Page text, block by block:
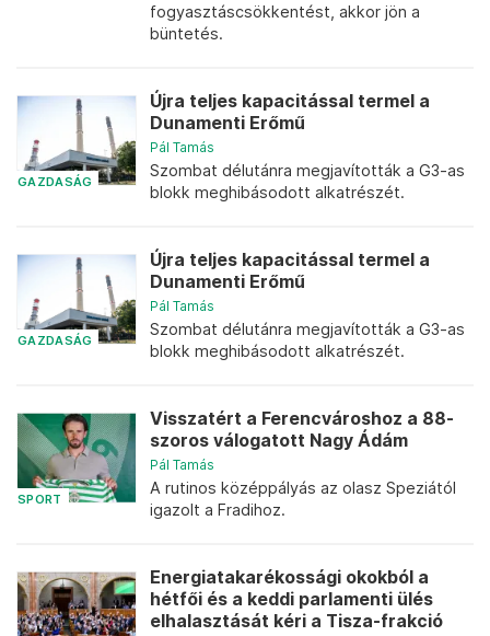
fogyasztáscsökkentést, akkor jön a
büntetés.
GAZDASÁG
Újra teljes kapacitással termel a
Dunamenti Erőmű
Pál Tamás
Szombat délutánra megjavították a G3-as
blokk meghibásodott alkatrészét.
GAZDASÁG
Újra teljes kapacitással termel a
Dunamenti Erőmű
Pál Tamás
Szombat délutánra megjavították a G3-as
blokk meghibásodott alkatrészét.
SPORT
Visszatért a Ferencvároshoz a 88-
szoros válogatott Nagy Ádám
Pál Tamás
A rutinos középpályás az olasz Speziától
igazolt a Fradihoz.
Energiatakarékossági okokból a
hétfői és a keddi parlamenti ülés
elhalasztását kéri a Tisza-frakció